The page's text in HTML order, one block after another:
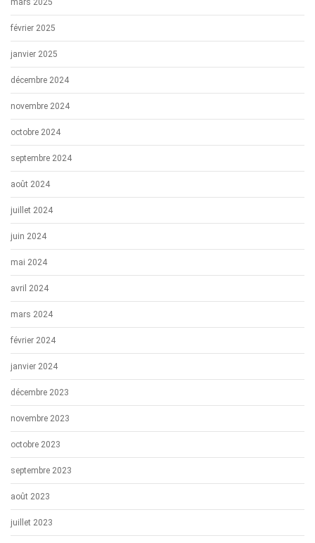
mars 2025
février 2025
janvier 2025
décembre 2024
novembre 2024
octobre 2024
septembre 2024
août 2024
juillet 2024
juin 2024
mai 2024
avril 2024
mars 2024
février 2024
janvier 2024
décembre 2023
novembre 2023
octobre 2023
septembre 2023
août 2023
juillet 2023